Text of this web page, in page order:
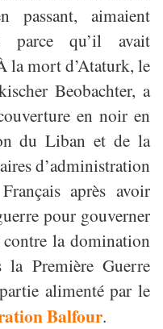
passant, aimaient
parce qu’il avait
la mort d’Ataturk, le
Beobachter, a
en noir en
du Liban et de la
d’administration
après avoir
pour gouverner
la domination
la Première Guerre
alimenté par le
Balfour.